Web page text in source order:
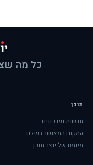
כל מה
תוכן
חדשות ועדכונים
המקום המאושר בעולם
מיומנו של יוצר תוכן